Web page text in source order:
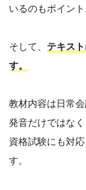
いるのもポイント
そして、 テキス
す。
教材内容は日常
発音だけではな
資格試験にも対
す。